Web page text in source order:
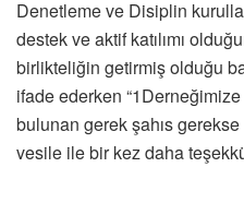
Denetleme ve Disiplin
destek ve aktif katılımı
birlikteliğin getirmiş olduğu
ifade ederken
bulunan gerek şahıs
vesile ile bir kez daha